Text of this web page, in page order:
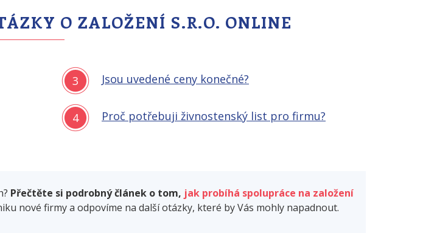
O ZALOŽENÍ S.R.O. ONLINE
3 Jsou uvedené ceny konečné?
4 Proč potřebuji živnostenský list pro firmu?
Přečtěte si podrobný článek o tom, jak probíhá spolupráce na založení
nové firmy a odpovíme na další otázky, které by Vás mohly napadnout.